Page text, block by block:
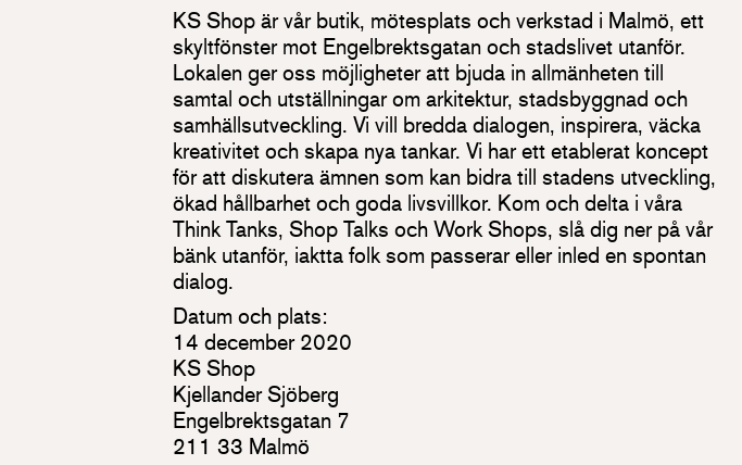
KS Shop är vår butik, mötesplats och verkstad i Malmö, ett
skyltfönster mot Engelbrektsgatan och stadslivet utanför.
Lokalen ger oss möjligheter att bjuda in allmänheten till
samtal och utställningar om arkitektur, stadsbyggnad och
samhällsutveckling. Vi vill bredda dialogen, inspirera, väcka
kreativitet och skapa nya tankar. Vi har ett etablerat koncept
för att diskutera ämnen som kan bidra till stadens utveckling,
ökad hållbarhet och goda livsvillkor. Kom och delta i våra
Think Tanks, Shop Talks och Work Shops, slå dig ner på vår
bänk utanför, iaktta folk som passerar eller inled en spontan
dialog.
Datum och plats:
14 december 2020
KS Shop
Kjellander Sjöberg
Engelbrektsgatan 7
211 33 Malmö